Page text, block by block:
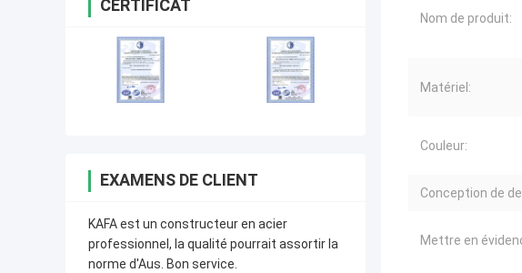
CERTIFICAT
EXAMENS DE CLIENT
KAFA est un constructeur en acier
professionnel, la qualité pourrait assortir la
norme d'Aus. Bon service.
Nom de produit:
Matériel:
Couleur:
Conception de
Mettre en